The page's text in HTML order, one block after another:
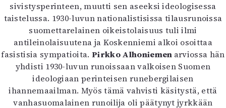
sivistysperinteen, muutti sen aseeksi ideologisessa
taistelussa. 1930-luvun nationalistisissa tilausrunoissa
suomettarelainen oikeistolaisuus tuli ilmi
antileinolaisuutena ja Koskenniemi alkoi osoittaa
fasistisia sympatioita.Pirkko Alhoniemen arviossa hän
yhdisti 1930-luvun runoissaan valkoisen Suomen
ideologiaan perinteisen runebergilaisen
ihannemaailman. Myös tämä vahvisti käsitystä, että
vanhasuomalainen runoilija oli päätynyt jyrkkään